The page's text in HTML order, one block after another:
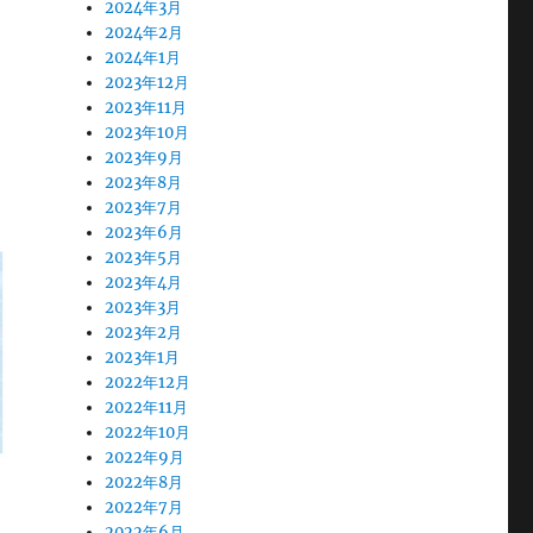
2024年3月
2024年2月
2024年1月
2023年12月
2023年11月
2023年10月
2023年9月
2023年8月
2023年7月
2023年6月
2023年5月
2023年4月
2023年3月
2023年2月
2023年1月
2022年12月
2022年11月
2022年10月
2022年9月
2022年8月
2022年7月